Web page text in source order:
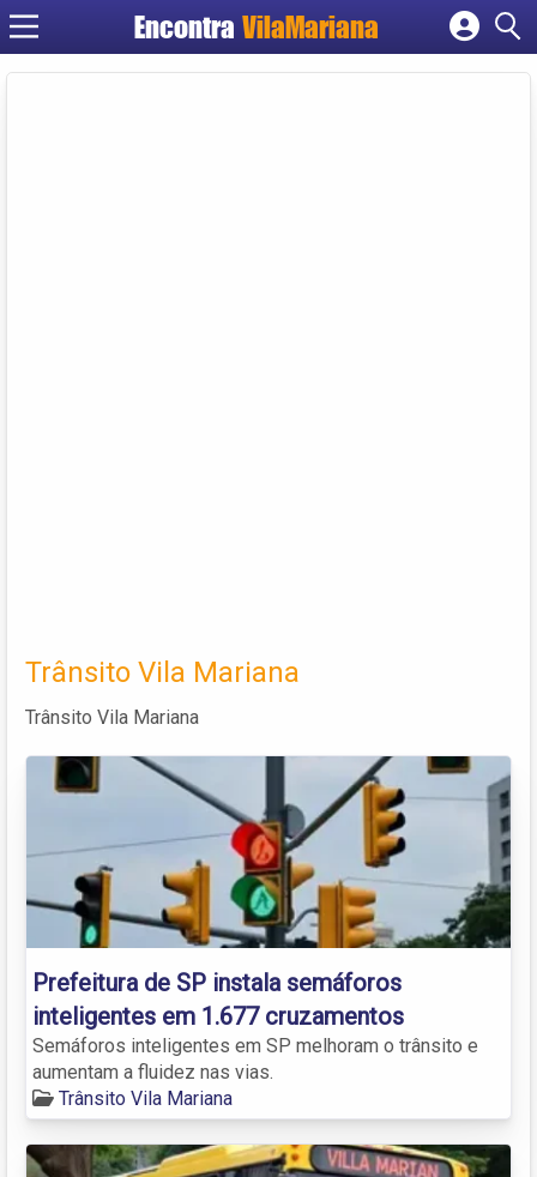
EncontraVilaMariana
Cadastrar empresa
Trânsito Vila Mariana
Trânsito Vila Mariana
Prefeitura de SP instala semáforos
inteligentes em 1.677 cruzamentos
Semáforos inteligentes em SP melhoram o trânsito e
aumentam a fluidez nas vias.
Trânsito Vila Mariana